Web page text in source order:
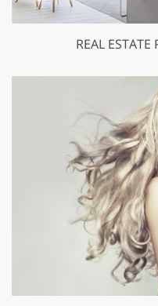
REAL